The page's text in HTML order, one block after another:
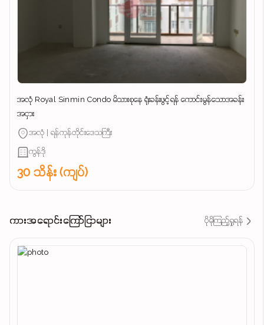
အလုံ Royal Sinmin Condo မိသားစုနေ ရုံးခန်းဖွင့်ရန် ကောင်းမွန်သောအခန်း
အငှား
အလုံ | ရန်ကုန်တိုင်းဒေသကြီး
ကွန်ဒို
30 သိန်း (ကျပ်)
ကားအရောင်းကြော်ငြာများ ပိုမိုကြည့်ရှုရန်